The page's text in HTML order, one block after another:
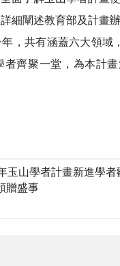
細闡述教育部及計畫
，共有涵蓋六大領域
者齊聚一堂，為本計
玉山學者計畫新進學者
贈盛事